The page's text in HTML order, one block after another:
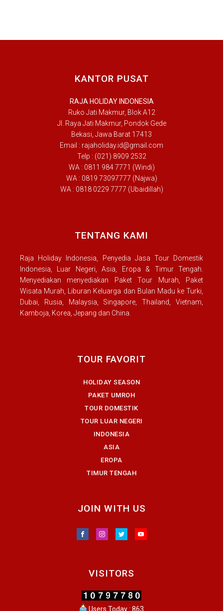
KANTOR PUSAT
RAJA HOLIDAY INDONESIA
Ruko Jati Makmur, Blok A12
Jl. Raya Jati Makmur, Pondok Gede
Bekasi, Jawa Barat 17413
Email : rajaholiday.id@gmail.com
Telp : (021) 8909 2532
WA : 0811 984 7771 (Windi)
WA : 0819 73097777 (Najwa)
WA : 0818 0229 7777 (Ubaidillah)
TENTANG KAMI
Raja Holiday Indonesia, Penyedia Jasa Tour Domestik
Indonesia, Luar Negeri, Asia, Eropa & Timur Tengah.
Menyediakan menyediakan Paket Tour Murah, Paket
Wisata Murah, Liburan Keluarga dan Bulan Madu ke Turki,
Dubai, Rusia, Malaysia, Singapore, Thailand, Vietnam,
Kamboja, Korea, Jepang dan China.
TOUR FAVORIT
HOLIDAY SEASON
PAKET UMROH
TOUR DOMESTIK
TOUR LUAR NEGERI
INDONESIA
ASIA
EROPA
TIMUR TENGAH
JOIN WITH US
VISITORS
Users Today : 863